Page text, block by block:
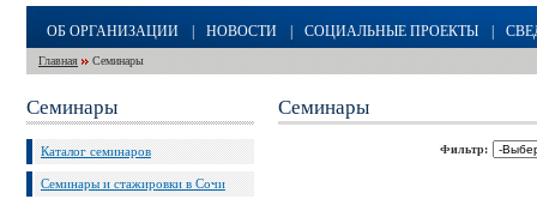
ОБ ОРГАНИЗАЦИИ НОВОСТИ СОЦИАЛЬНЫЕ ПРОЕКТЫ
Главная Семинары
Семинары
Каталог семинаров
Семинары и стажировки в Сочи
Семинары
Фильтр: